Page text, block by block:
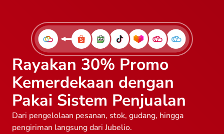
Rayakan 30% Promo
Kemerdekaan dengan
Pakai Sistem Penjualan
Dari pengelolaan pesanan, stok, gudang, hingga
pengiriman langsung dari Jubelio.